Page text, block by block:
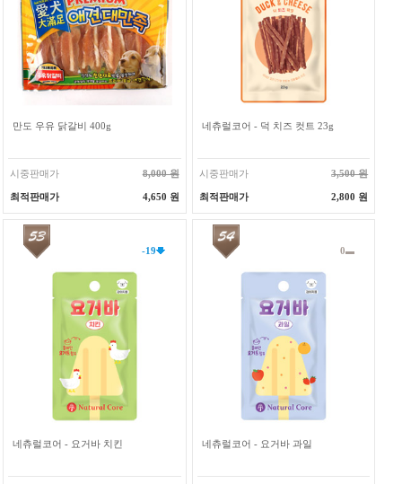
만도 우유 닭갈비 400g
시중판매가 8,000 원
최적판매가 4,650 원
네츄럴코어 - 덕 치즈 컷트 23g
시중판매가 3,500 원
최적판매가 2,800 원
-19
네츄럴코어 - 요거바 치킨
0
네츄럴코어 - 요거바 과일